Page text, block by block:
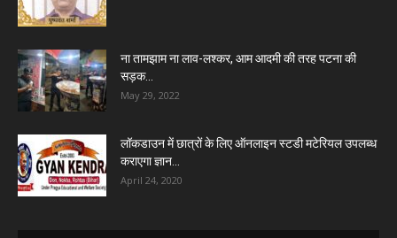
ना तामझाम ना लाव-लश्कर, आम आदमी की तरह पटना की
सड़क...
May 29, 2022
लॉकडाउन में छात्रों के लिए ऑनलाइन स्टडी मटेरियल उपलब्ध
कराएगा ज्ञान...
April 24, 2020